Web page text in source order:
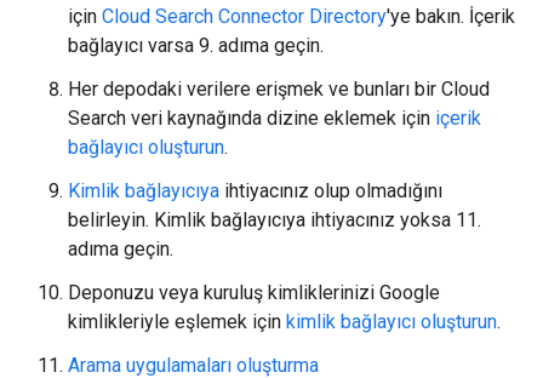
için Cloud Search Connector Directory'ye bakın. İçerik
bağlayıcı varsa 9. adıma geçin.
Her depodaki verilere erişmek ve bunları bir Cloud
Search veri kaynağında dizine eklemek için içerik
bağlayıcı oluşturun.
Kimlik bağlayıcıya ihtiyacınız olup olmadığını
belirleyin. Kimlik bağlayıcıya ihtiyacınız yoksa 11.
adıma geçin.
Deponuzu veya kuruluş kimliklerinizi Google
kimlikleriyle eşlemek için kimlik bağlayıcı oluşturun.
Arama uygulamaları oluşturma